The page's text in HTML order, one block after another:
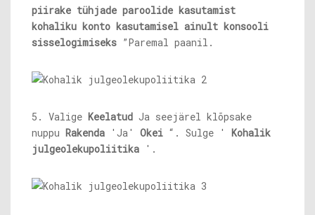
piirake tühjade paroolide kasutamist
kohaliku konto kasutamisel ainult konsooli
sisselogimiseks ”Paremal paanil.
5. Valige Keelatud Ja seejärel klõpsake
nuppu Rakenda 'Ja' Okei “. Sulge ' Kohalik
julgeolekupoliitika '.